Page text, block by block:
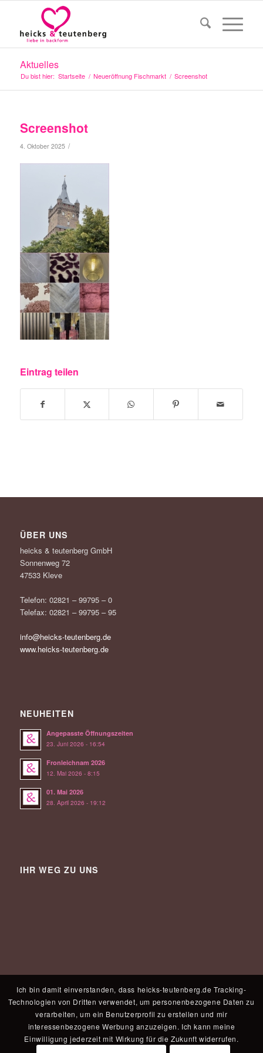
Aktuelles
Du bist hier: Startseite / Neueröffnung Fischmarkt / Screenshot
Screenshot
4. Oktober 2025 /
Eintrag teilen
ÜBER UNS
heicks & teutenberg GmbH
Sonnenweg 72
47533 Kleve
Telefon: 02821 – 99795 – 0
Telefax: 02821 – 99795 – 95
info@heicks-teutenberg.de
www.heicks-teutenberg.de
NEUHEITEN
Angepasste Öffnungszeiten
23. Juni 2026 - 16:54
Fronleichnam 2026
12. Mai 2026 - 8:15
01. Mai 2026
28. April 2026 - 19:12
IHR WEG ZU UNS
Ich bin damit einverstanden, dass heicks-teutenberg.de Tracking-
Technologien von Dritten verwendet, um personenbezogene Daten zu
verarbeiten, um ein Benutzerprofil zu erstellen und mir
interessenbezogene Werbung anzuzeigen. Ich kann meine
Einwilligung jederzeit mit Wirkung für die Zukunft widerrufen.